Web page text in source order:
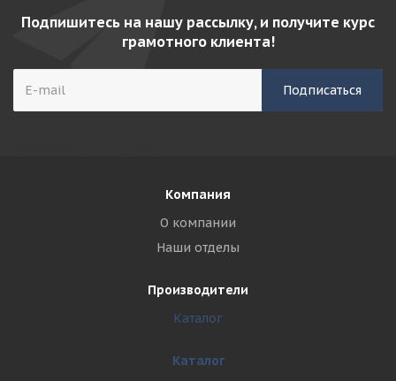
Подпишитесь на нашу рассылку, и получите курс
грамотного клиента!
Компания
О компании
Наши отделы
Производители
Каталог
Каталог